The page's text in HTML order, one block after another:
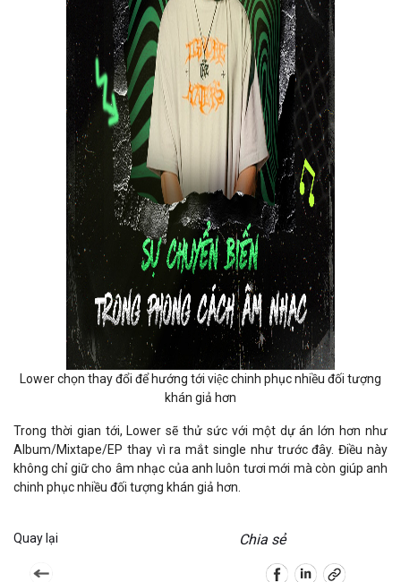
Lower chọn thay đổi để hướng tới việc chinh phục nhiều đối tượng
khán giả hơn
Trong thời gian tới, Lower sẽ thử sức với một dự án lớn hơn như
Album/Mixtape/EP thay vì ra mắt single như trước đây. Điều này
không chỉ giữ cho âm nhạc của anh luôn tươi mới mà còn giúp anh
chinh phục nhiều đối tượng khán giả hơn.
Quay lại Chia sẻ